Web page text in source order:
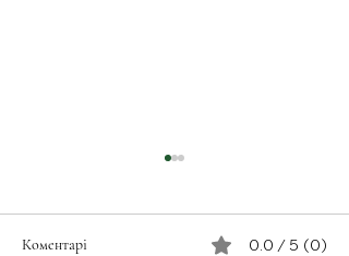
Коментарі 0.0 / 5 (0)